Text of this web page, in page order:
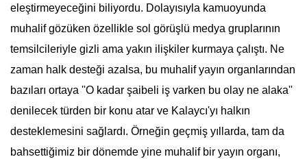
eleştirmeyeceğini biliyordu. Dolayısıyla kamuoyunda
muhalif gözüken özellikle sol görüşlü medya gruplarının
temsilcileriyle gizli ama yakın ilişkiler kurmaya çalıştı. Ne
zaman halk desteği azalsa, bu muhalif yayın organlarından
bazıları ortaya ''O kadar şaibeli iş varken bu olay ne alaka''
denilecek türden bir konu atar ve Kalaycı'yı halkın
desteklemesini sağlardı. Örneğin geçmiş yıllarda, tam da
bahsettiğimiz bir dönemde yine muhalif bir yayın organı,